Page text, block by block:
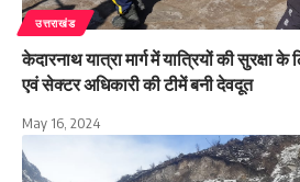
उत्तराखंड
केदारनाथ यात्रा मार्ग में यात्रियों की सुरक्षा
एवं सेक्टर अधिकारी की टीमें बनी देवदूत
May 16, 2024